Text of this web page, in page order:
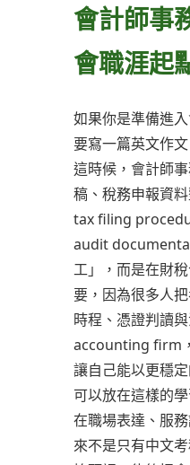
會計師事
會職涯起
如果你是準備進
要寫一篇英文作
這時候，會計師
稿、稅務申報資
tax filing
audit
工」，而是在財
要，因為很多人
時程、憑證判讀
accounting firm
讓自己能以更穩
可以放在這樣的
在職場表達、服
來不是只有中文